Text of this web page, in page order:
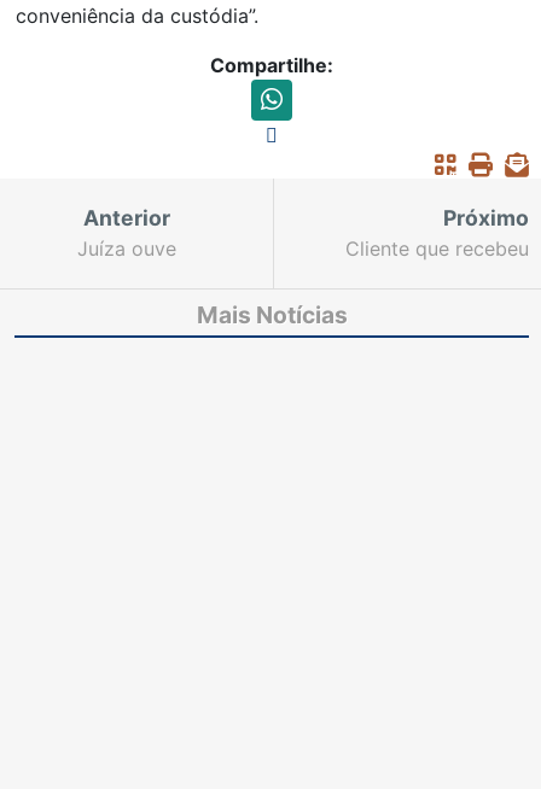
conveniência da custódia”.
Compartilhe:
Anterior
Juíza ouve
acusação de caso que
envolve sumiço de
Próximo
Cliente que recebeu
indenização
Mais Notícias